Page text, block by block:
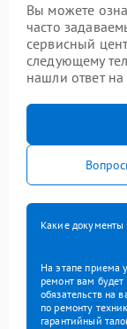
Вы можете
часто
сервисный
следующему
нашли ответ
Какие документы
На этапе приема
ремонт вам будет
обязательств на
по ремонту
гарантийный